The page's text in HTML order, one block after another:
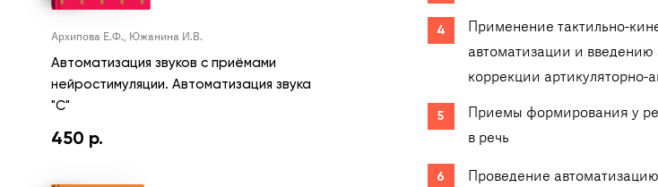
Архипова Е.Ф., Южанина И.В.
Автоматизация звуков с приёмами
нейростимуляции. Автоматизация звука
"С"
450 р.
Применение тактильно-
автоматизации и введению
коррекции артикуляторно-
Приемы формирования у
в речь
Проведение